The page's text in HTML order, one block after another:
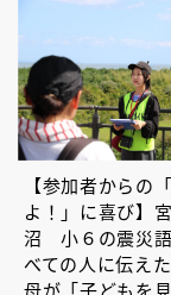
【参加者からの
よ！」に喜び】
沼 小６の震災
べての人に伝え
母が「子どもを